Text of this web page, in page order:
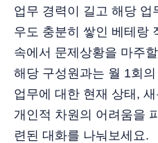
업무 경력이 길고 해당
우도 충분히 쌓인 베테랑
속에서 문제상황을 마주
해당 구성원과는 월 1회
업무에 대한 현재 상태,
개인적 차원의 어려움을
련된 대화를 나눠보세요.